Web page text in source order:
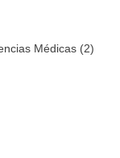
Médicas (2)